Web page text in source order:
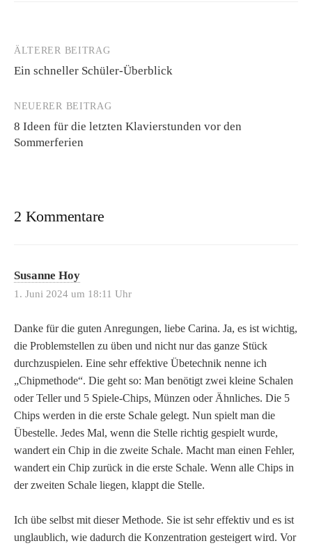
Beitrags-
Navigation
ÄLTERER BEITRAG
Ein schneller Schüler-Überblick
NEUERER BEITRAG
8 Ideen für die letzten Klavierstunden vor den
Sommerferien
2 Kommentare
Susanne Hoy
1. Juni 2024 um 18:11 Uhr
Danke für die guten Anregungen, liebe Carina. Ja, es ist wichtig,
die Problemstellen zu üben und nicht nur das ganze Stück
durchzuspielen. Eine sehr effektive Übetechnik nenne ich
„Chipmethode“. Die geht so: Man benötigt zwei kleine Schalen
oder Teller und 5 Spiele-Chips, Münzen oder Ähnliches. Die 5
Chips werden in die erste Schale gelegt. Nun spielt man die
Übestelle. Jedes Mal, wenn die Stelle richtig gespielt wurde,
wandert ein Chip in die zweite Schale. Macht man einen Fehler,
wandert ein Chip zurück in die erste Schale. Wenn alle Chips in
der zweiten Schale liegen, klappt die Stelle.
Ich übe selbst mit dieser Methode. Sie ist sehr effektiv und es ist
unglaublich, wie dadurch die Konzentration gesteigert wird. Vor